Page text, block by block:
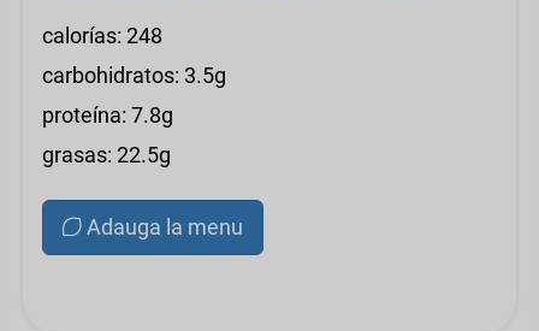
calorías: 248
carbohidratos: 3.5g
proteína: 7.8g
grasas: 22.5g
Adauga la menu